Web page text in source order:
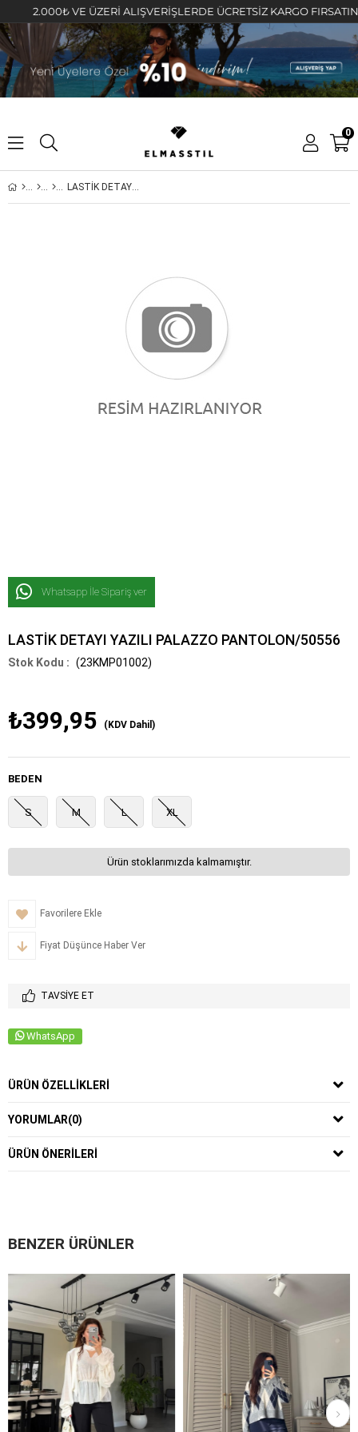
2.000₺ VE ÜZERİ ALIŞVERİŞLERDE ÜCRETSİZ KARGO FIRSATINI
0
LASTİK DETAYI YAZILI PALAZZO PANTOLON/50556
Whatsapp İle Sipariş ver
LASTİK DETAYI YAZILI PALAZZO PANTOLON/50556
(23KMP01002)
₺399,95 (KDV Dahil)
BEDEN
S M L XL
Ürün stoklarımızda kalmamıştır.
Favorilere Ekle
Fiyat Düşünce Haber Ver
TAVSIYE ET
WhatsApp
ÜRÜN ÖZELLIKLERI
YORUMLAR(0)
ÜRÜN ÖNERILERI
BENZER ÜRÜNLER